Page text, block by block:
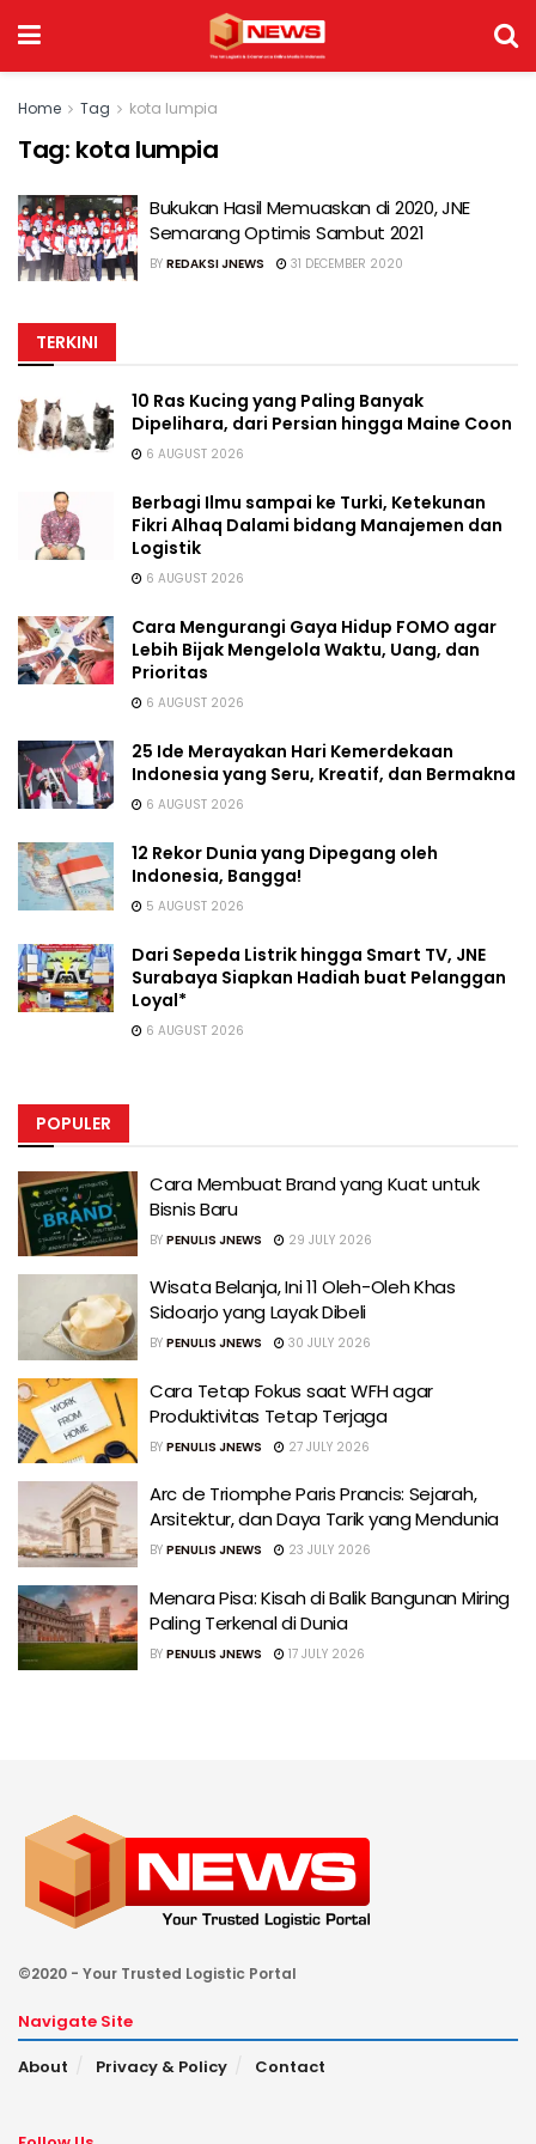
Home Tag kota lumpia
Tag: kota lumpia
Bukukan Hasil Memuaskan di 2020, JNE
Semarang Optimis Sambut 2021
BY REDAKSI JNEWS 31 DECEMBER 2020
TERKINI
10 Ras Kucing yang Paling Banyak
Dipelihara, dari Persian hingga Maine Coon
6 AUGUST 2026
Berbagi Ilmu sampai ke Turki, Ketekunan
Fikri Alhaq Dalami bidang Manajemen dan
Logistik
6 AUGUST 2026
Cara Mengurangi Gaya Hidup FOMO agar
Lebih Bijak Mengelola Waktu, Uang, dan
Prioritas
6 AUGUST 2026
25 Ide Merayakan Hari Kemerdekaan
Indonesia yang Seru, Kreatif, dan Bermakna
6 AUGUST 2026
12 Rekor Dunia yang Dipegang oleh
Indonesia, Bangga!
5 AUGUST 2026
Dari Sepeda Listrik hingga Smart TV, JNE
Surabaya Siapkan Hadiah buat Pelanggan
Loyal*
6 AUGUST 2026
POPULER
Cara Membuat Brand yang Kuat untuk
Bisnis Baru
BY PENULIS JNEWS 29 JULY 2026
Wisata Belanja, Ini 11 Oleh-Oleh Khas
Sidoarjo yang Layak Dibeli
BY PENULIS JNEWS 30 JULY 2026
Cara Tetap Fokus saat WFH agar
Produktivitas Tetap Terjaga
BY PENULIS JNEWS 27 JULY 2026
Arc de Triomphe Paris Prancis: Sejarah,
Arsitektur, dan Daya Tarik yang Mendunia
BY PENULIS JNEWS 23 JULY 2026
Menara Pisa: Kisah di Balik Bangunan Miring
Paling Terkenal di Dunia
BY PENULIS JNEWS 17 JULY 2026
©2020 - Your Trusted Logistic Portal
Navigate Site
About
Privacy & Policy Contact